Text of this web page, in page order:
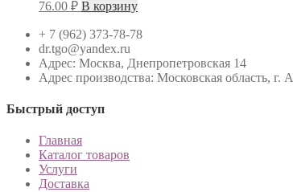
76.00 ₽ В корзину
+ 7 (962) 373-78-78
dr.tgo@yandex.ru
Адрес: Москва, Днепропетровская 14
Адрес производства: Московская область, г.
Быстрый доступ
Главная
Каталог товаров
Услуги
Доставка